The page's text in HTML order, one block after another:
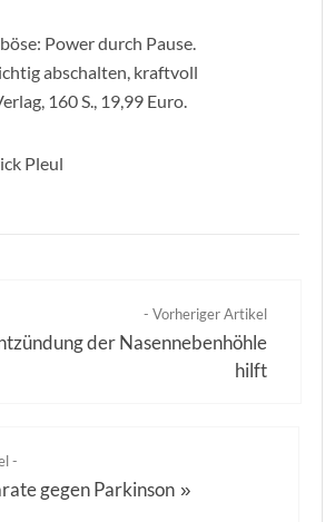
Power durch Pause.
abschalten, kraftvoll
160 S., 19,99 Euro.
Pleul
- Vorheriger Artikel
der Nasennebenhöhle
hilft
-
gegen Parkinson »